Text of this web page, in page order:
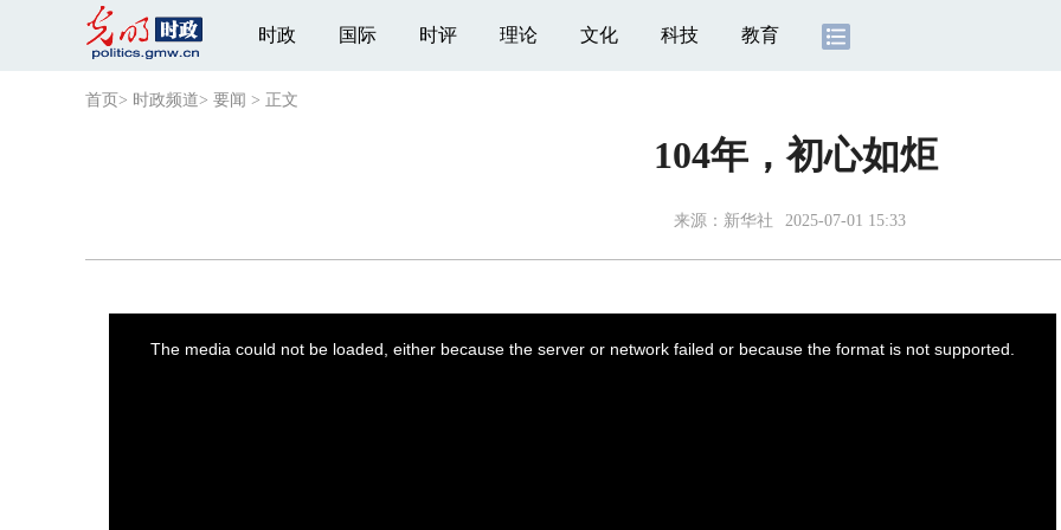
时政 国际 时评 理论 文化 科技 教育
首页 > 时政频道> 要闻 > 正文
104年，初心如炬
来源： 新华社 2025-07-01 15:33
The media could not be loaded, either because the server or network failed or because the format is not supported.